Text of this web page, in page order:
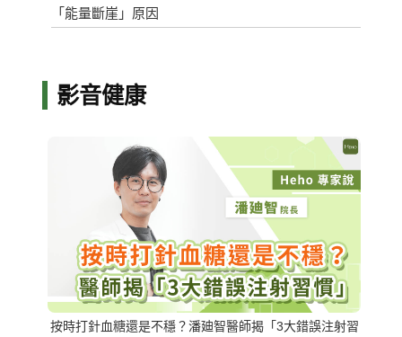
「能量斷崖」原因
影音健康
按時打針血糖還是不穩？潘廸智醫師揭「3大錯誤注射習